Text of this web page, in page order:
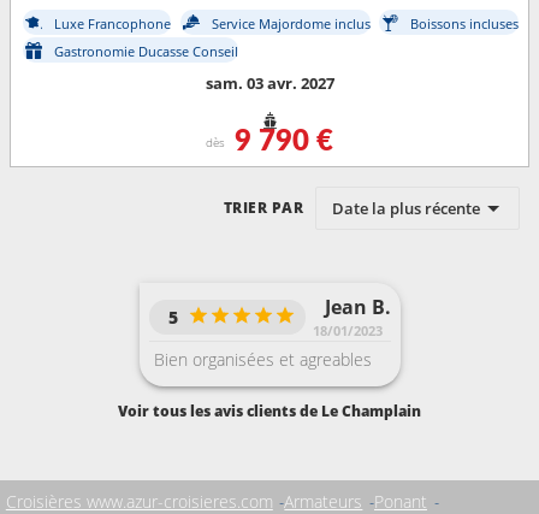
Luxe Francophone Service Majordome inclus
Boissons incluses
Gastronomie Ducasse Conseil
sam. 03 avr. 2027
dès 9 790 €
TRIER PAR Date la plus récente
Jean B.
18/01/2023
5
Bien organisées et agreables
Voir tous les avis clients de Le Champlain
Croisières www.azur-croisieres.com Armateurs Ponant